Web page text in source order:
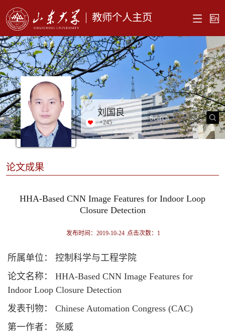
教师个人主页
刘国良
+245
论文成果
HHA-Based CNN Image Features for Indoor Loop
Closure Detection
发布时间：2019-10-24 点击次数： 1
所属单位： 控制科学与工程学院
论文名称： HHA-Based CNN Image Features for
Indoor Loop Closure Detection
发表刊物： Chinese Automation Congress (CAC)
第一作者： 张威